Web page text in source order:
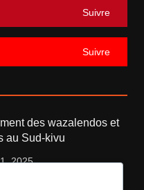
Suivre
Suivre
des wazalendos et
au Sud-kivu
2025